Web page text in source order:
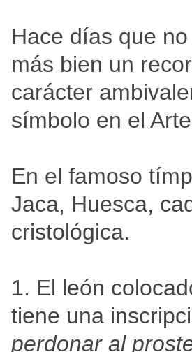
Hace días que
más bien un
carácter
símbolo en el
En el famoso
Jaca, Huesca,
cristológica.
1. El león
tiene una
perdonar al